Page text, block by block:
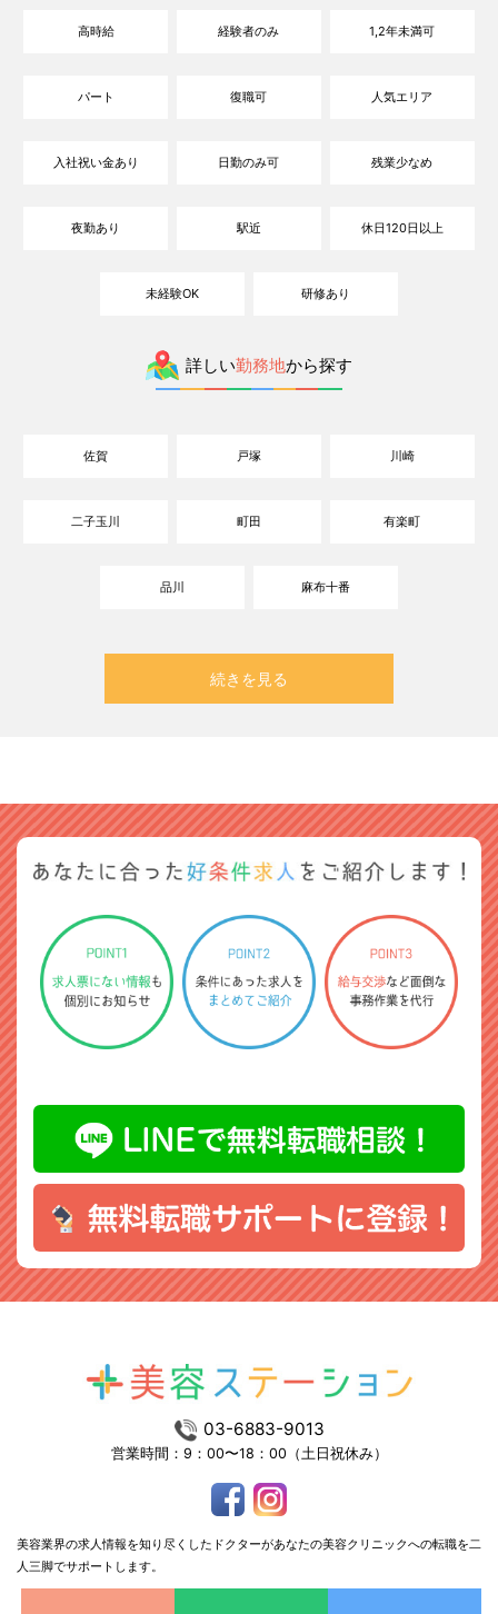
高時給 経験者のみ 1,2年未満可
パート 復職可 人気エリア
入社祝い金あり 日勤のみ可 残業少なめ
夜勤あり 駅近 休日120日以上
未経験OK 研修あり
詳しい勤務地から探す
佐賀 戸塚 川崎
二子玉川 町田 有楽町
品川 麻布十番
続きを見る
03-6883-9013
営業時間：9：00〜18：00（土日祝休み）
美容業界の求人情報を知り尽くしたドクターがあなたの美容クリニックへの転職を二
人三脚でサポートします。